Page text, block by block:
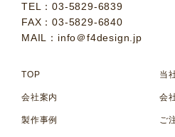
TEL：03-5829-6839
FAX：03-5829-6840
MAIL：info＠f4design.jp
TOP 当
会社案内 会
製作事例 ご